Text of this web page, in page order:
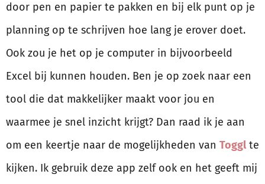
door pen en papier te pakken en bij elk punt op je
planning op te schrijven hoe lang je erover doet.
Ook zou je het op je computer in bijvoorbeeld
Excel bij kunnen houden. Ben je op zoek naar een
tool die dat makkelijker maakt voor jou en
waarmee je snel inzicht krijgt? Dan raad ik je aan
om een keertje naar de mogelijkheden van Togglte
kijken. Ik gebruik deze app zelf ook en het geeft mij